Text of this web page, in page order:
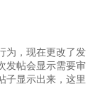
为，现在更改了发
发帖会显示需要审
子显示出来，这里